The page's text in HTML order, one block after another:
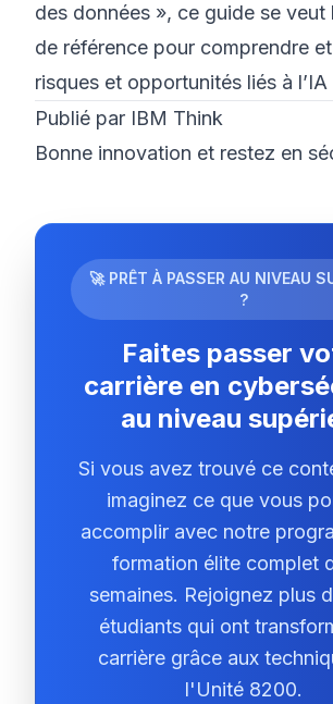
des données », ce guide se veut
de référence pour comprendre
risques et opportunités liés à l’IA
Publié par IBM Think
Bonne innovation et restez en
🚀 PRÊT À PASSER AU NIVEAU
?
Faites passer
carrière en
au niveau
Si vous avez trouvé ce
imaginez ce que vous
accomplir avec notre
formation élite complet
semaines. Rejoignez plus
étudiants qui ont
carrière grâce aux
l'Unité 8200.